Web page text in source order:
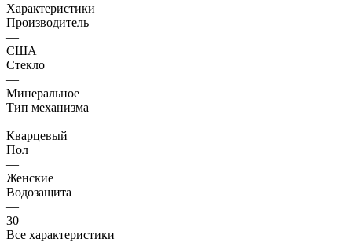
Характеристики
Производитель
—
США
Стекло
—
Минеральное
Тип механизма
—
Кварцевый
Пол
—
Женские
Водозащита
—
30
Все характеристики